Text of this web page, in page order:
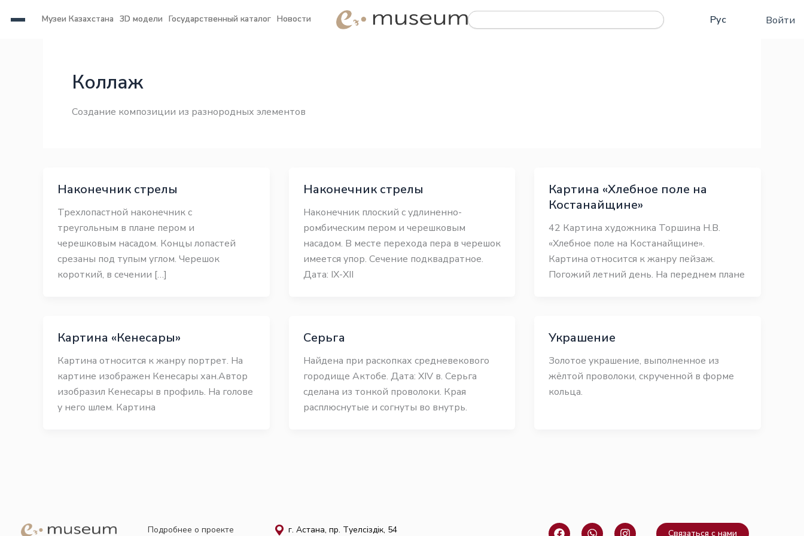
Музеи Казахстана 3D модели Государственный каталог Новости Search Рус
Eng
Войти
Музеи Казахстана 3D модели Государственный каталог Новости Search
Коллаж
Создание композиции из разнородных элементов
Наконечник стрелы
Трехлопастной наконечник с
треугольным в плане пером и
черешковым насадом. Концы лопастей
срезаны под тупым углом. Черешок
короткий, в сечении […]
Наконечник стрелы
Наконечник плоский с удлиненно-
ромбическим пером и черешковым
насадом. В месте перехода пера в черешок
имеется упор. Сечение подквадратное.
Дата: IХ-ХII
Картина «Хлебное поле на
Костанайщине»
42 Картина художника Торшина Н.В.
«Хлебное поле на Костанайщине».
Картина относится к жанру пейзаж.
Погожий летний день. На переднем плане
Картина «Кенесары»
Картина относится к жанру портрет. На
картине изображен Кенесары хан.Автор
изобразил Кенесары в профиль. На голове
у него шлем. Картина
Серьга
Найдена при раскопках средневекового
городище Актобе. Дата: ХІV в. Серьга
сделана из тонкой проволоки. Края
расплюснутые и согнуты во внутрь.
Украшение
Золотое украшение, выполненное из
жёлтой проволоки, скрученной в форме
кольца.
Подробнее о проекте г. Астана, пр. Тәуелсіздік, 54 F W I Связаться с нами